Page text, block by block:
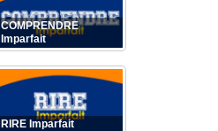
COMPRENDRE
Imparfait
RIRE Imparfait